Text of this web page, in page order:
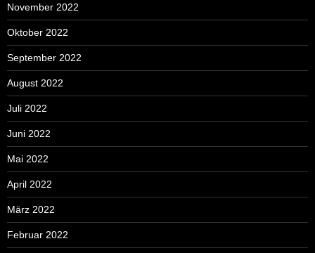
November 2022
Oktober 2022
September 2022
August 2022
Juli 2022
Juni 2022
Mai 2022
April 2022
März 2022
Februar 2022